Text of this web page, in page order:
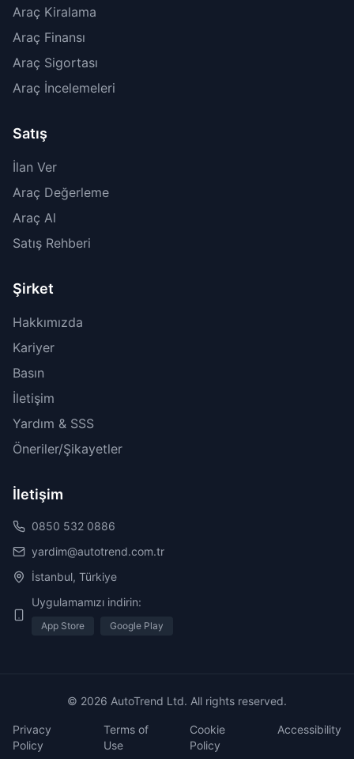
Araç Kiralama
Araç Finansı
Araç Sigortası
Araç İncelemeleri
Satış
İlan Ver
Araç Değerleme
Araç Al
Satış Rehberi
Şirket
Hakkımızda
Kariyer
Basın
İletişim
Yardım & SSS
Öneriler/Şikayetler
İletişim
0850 532 0886
yardim@autotrend.com.tr
İstanbul, Türkiye
Uygulamamızı indirin:
App Store Google Play
© 2026 AutoTrend Ltd. All rights reserved.
Privacy
Policy
Terms of
Use
Cookie
Policy
Accessibility